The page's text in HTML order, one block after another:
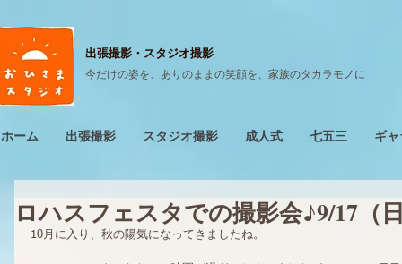
出張撮影・ スタジオ撮影
今だけの姿を、ありのままの笑顔を、家族のタカラモノに
ホーム 出張撮影 スタジオ撮影 成人式 七五三 ギ
ロハスフェスタでの撮影会♪9/17（日
10月に入り、秋の陽気になってきましたね。